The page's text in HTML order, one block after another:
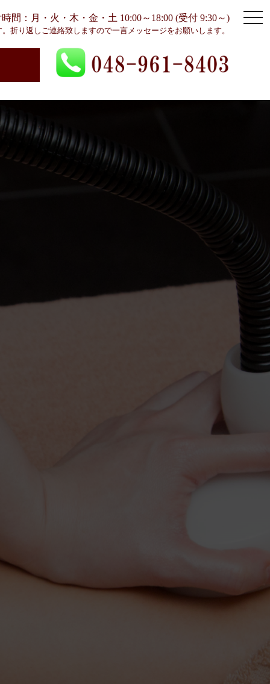
間：月・火・木・金・土 10:00～18:00 (受付 9:30～)
折り返しご連絡致しますので一言メッセージをお願いします。